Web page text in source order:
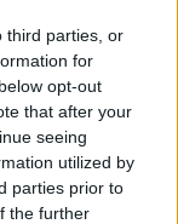
third parties, or
for
opt-out
that after your
seeing
utilized by
parties prior to
the further
arról, hol
nagyon kevesen
egyetemek
vizsgát
csak az érettségi